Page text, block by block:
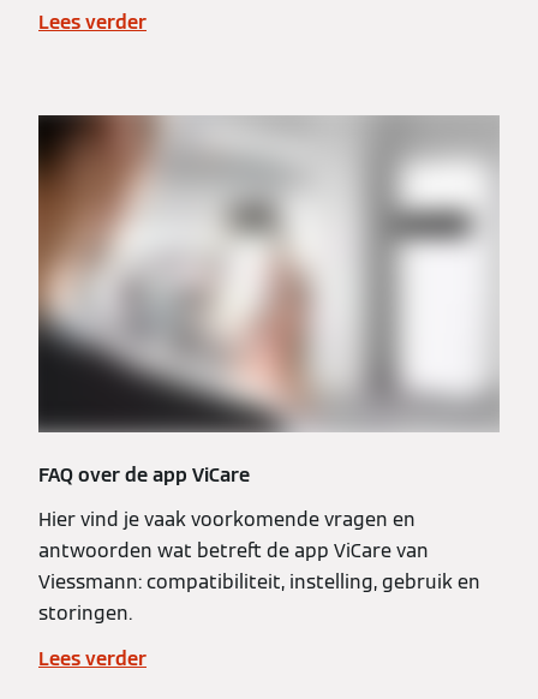
Lees verder
FAQ over de app ViCare
Hier vind je vaak voorkomende vragen en
antwoorden wat betreft de app ViCare van
Viessmann: compatibiliteit, instelling, gebruik en
storingen.
Lees verder